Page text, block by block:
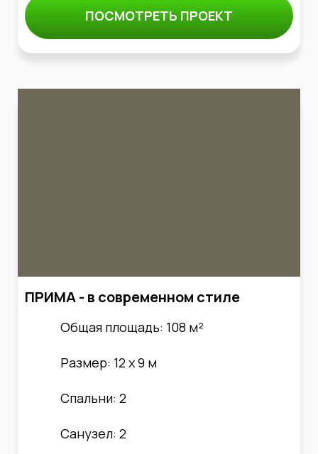
ПОСМОТРЕТЬ ПРОЕКТ
ПРИМА - в современном стиле
Общая площадь: 108 м²
Размер: 12 х 9 м
Спальни: 2
Санузел: 2